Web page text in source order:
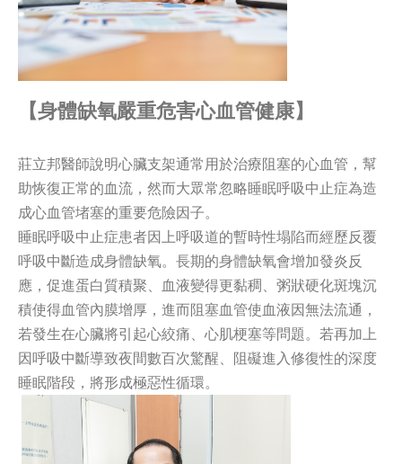
【身體缺氧嚴重危害心血管健康】
莊立邦醫師說明心臟支架通常用於治療阻塞的心血管，幫
助恢復正常的血流，然而大眾常忽略睡眠呼吸中止症為造
成心血管堵塞的重要危險因子。
睡眠呼吸中止症患者因上呼吸道的暫時性塌陷而經歷反覆
呼吸中斷造成身體缺氧。長期的身體缺氧會增加發炎反
應，促進蛋白質積聚、血液變得更黏稠、粥狀硬化斑塊沉
積使得血管內膜增厚，進而阻塞血管使血液因無法流通，
若發生在心臟將引起心絞痛、心肌梗塞等問題。若再加上
因呼吸中斷導致夜間數百次驚醒、阻礙進入修復性的深度
睡眠階段，將形成極惡性循環。